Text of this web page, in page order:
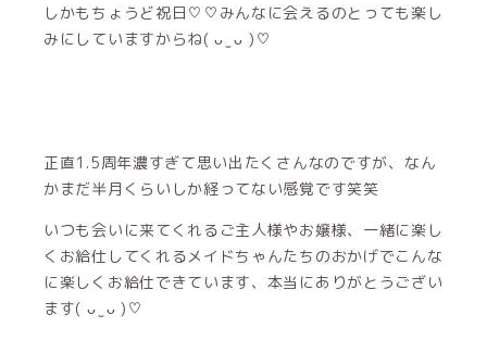
しかもちょうど祝日♡♡みんなに会えるのとっても楽し
みにしていますからね( ᴗ ̫ ᴗ )♡
正直1.5周年濃すぎて思い出たくさんなのですが、なん
かまだ半月くらいしか経ってない感覚です笑笑
いつも会いに来てくれるご主人様やお嬢様、一緒に楽し
くお給仕してくれるメイドちゃんたちのおかげでこんな
に楽しくお給仕できています、本当にありがとうござい
ます( ᴗ ̫ ᴗ )♡